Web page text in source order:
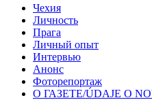
Чехия
Личность
Прага
Личный опыт
Интервью
Анонс
Фоторепортаж
О ГАЗЕТЕ/ÚDAJE O